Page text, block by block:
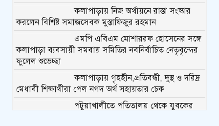
কলাপাড়ায় নিজ অর্থায়নে রাস্তা সংস্কার
করলেন বিশিষ্ট সমাজসেবক মুস্তাফিজুর রহমান
এমপি এবিএম মোশাররফ হোসেনের সঙ্গে
কলাপাড়া ব্যবসায়ী সমবায় সমিতির নবনির্বাচিত নেতৃবৃন্দের
ফুলেল শুভেচ্ছা
কলাপাড়ায় গৃহহীন,প্রতিবন্ধী, দুস্থ ও দরিদ্র
মেধাবী শিক্ষার্থীরা পেল নগদ অর্থ সহায়তার চেক
পটুয়াখালীতে পতিতালয় থেকে যুবকের